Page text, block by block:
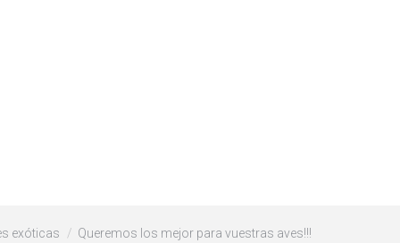
exóticas Queremos los mejor para vuestras aves!!!